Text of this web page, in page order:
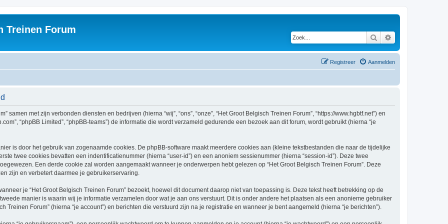
Treinen Forum
Zoek
Aanmelden
Registreer
samen met zijn verbonden diensten en bedrijven (hierna “wij”, “ons”, “onze”, “Het Groot Belgisch Treinen Forum”, “https://www.hgbtf.net”) en
“phpBB Limited”, “phpBB-teams”) de informatie die wordt verzameld gedurende een bezoek aan dit forum, wordt gebruikt (hierna “je
is door het gebruik van zogenaamde cookies. De phpBB-software maakt meerdere cookies aan (kleine tekstbestanden die naar de tijdelijke
twee cookies bevatten een indentificatienummer (hierna “user-id”) en een anoniem sessienummer (hierna “session-id”). Deze twee
Een derde cookie zal worden aangemaakt wanneer je onderwerpen hebt gelezen op “Het Groot Belgisch Treinen Forum”. Deze
zijn en verbetert daarmee je gebruikerservaring.
je “Het Groot Belgisch Treinen Forum” bezoekt, hoewel dit document daarop niet van toepassing is. Deze tekst heeft betrekking op de
manier is waarin wij je informatie verzamelen door wat je aan ons verstuurt. Dit is onder andere het plaatsen als een anonieme gebruiker
Treinen Forum” (hierna “je account”) en berichten die verstuurd zijn na je registratie en wanneer je bent aangemeld (hierna “je berichten”).